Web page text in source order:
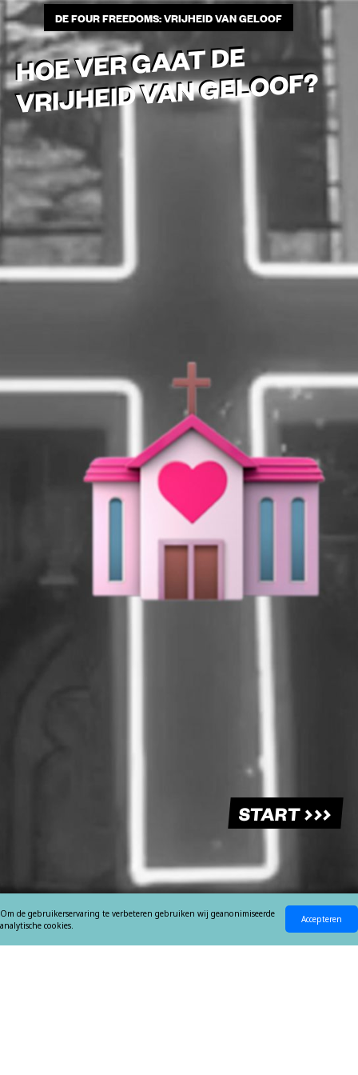
DE FOUR FREEDOMS: VRIJHEID VAN GELOOF
Tijdens de Tweede Wereldoorlog stonden
onze vrijheden onder druk. In 1941
formuleerde Roosevelt, de toenmalige
president van de Verenigde Staten, in een
toespraak vier vrijheden die volgens hem het
allerbelangrijkst waren: vrijheid van
meningsuiting, vrijheid van geloof, vrij zijn van
armoede en vrij zijn van angst. Dit zijn ook
vandaag de dag nog de vier meest bekende
vormen van vrijheid, maar ze zijn niet zo
zwart-wit als ze lijken. Verschillende
vrijheden en rechten kunnen met elkaar
botsen.
DE FOUR FREEDOMS: VRIJHEID VAN GELOOF
HOE VER GAAT DE
VRIJHEID VAN GELOOF?
START
Om de gebruikerservaring te verbeteren gebruiken wij geanonimiseerde
analytische cookies.
Accepteren